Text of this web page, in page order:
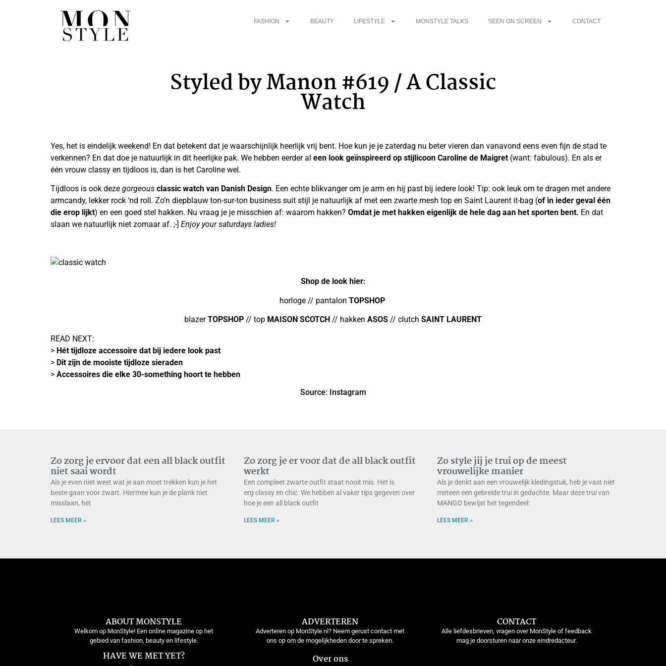
FASHION BEAUTY LIFESTYLE MONSTYLE TALKS SEEN ON SCREEN CONTACT
Styled by Manon #619 / A Classic
Watch
Yes, het is eindelijk weekend! En dat betekent dat je waarschijnlijk heerlijk vrij bent. Hoe kun je je zaterdag nu beter vieren dan vanavond eens even fijn de stad te
verkennen? En dat doe je natuurlijk in dit heerlijke pak. We hebben eerder al een look geïnspireerd op stijlicoon Caroline de Maigret(want: fabulous). En als er
één vrouw classy en tijdloos is, dan is het Caroline wel.
Tijdloos is ook deze gorgeous classic watch van Danish Design. Een echte blikvanger om je arm en hij past bij iedere look! Tip: ook leuk om te dragen met andere
armcandy, lekker rock ‘nd roll. Zo’n diepblauw ton-sur-ton business suit stijl je natuurlijk af met een zwarte mesh top en Saint Laurent it-bag (of in ieder geval één
die erop lijkt) en een goed stel hakken. Nu vraag je je misschien af: waarom hakken? Omdat je met hakken eigenlijk de hele dag aan het sporten bent. En dat
slaan we natuurlijk niet zomaar af. ;-] Enjoy your saturdays ladies!
Shop de look hier:
horloge // pantalon TOPSHOP
blazerTOPSHOP // top MAISON SCOTCH // hakken ASOS // clutch SAINT LAURENT
READ NEXT:
> Hét tijdloze accessoire dat bij iedere look past
> Dit zijn de mooiste tijdloze sieraden
> Accessoires die elke 30-something hoort te hebben
Source: Instagram
Zo zorg je ervoor dat een all black outfit
niet saai wordt
Als je even niet weet wat je aan moet trekken kun je het
beste gaan voor zwart. Hiermee kun je de plank niet
misslaan, het
LEES MEER »
Zo zorg je er voor dat de all black outfit
werkt
Een compleet zwarte outfit staat nooit mis. Het is
erg classy en chic. We hebben al vaker tips gegeven over
hoe je een all black outfit
LEES MEER »
Zo style jij je trui op de meest
vrouwelijke manier
Als je denkt aan een vrouwelijk kledingstuk, heb je vast niet
meteen een gebreide trui in gedachte. Maar deze trui van
MANGO bewijst het tegendeel:
LEES MEER »
ABOUT MONSTYLE
Welkom op MonStyle! Een online magazine op het
gebied van fashion, beauty en lifestyle.
HAVE WE MET YET?
ADVERTEREN
Adverteren op MonStyle.nl? Neem gerust contact met
ons op om de mogelijkheden door te spreken.
Over ons
CONTACT
Alle liefdesbrieven, vragen over MonStyle of feedback
mag je doorsturen naar onze eindredacteur.